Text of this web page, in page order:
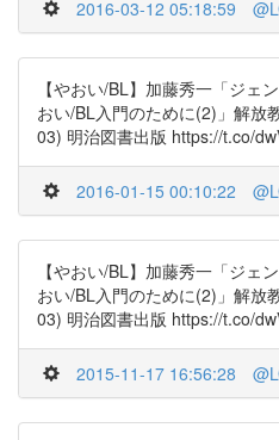
2016-03-12 05:18:59
【やおい/BL】加藤秀一「ジェ
おい/BL入門のために(2)」解放
03) 明治図書出版 https://t.co/
2016-01-15 00:10:22
【やおい/BL】加藤秀一「ジェ
おい/BL入門のために(2)」解放
03) 明治図書出版 https://t.co/
2015-11-17 16:56:28